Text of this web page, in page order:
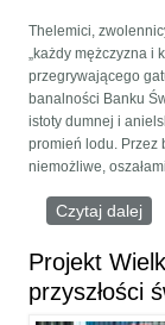
Thelemici,
„każdy mężczyzna i
przegrywającego
banalności Banku
istoty dumnej i
promień lodu. Przez
niemożliwe,
Czytaj dalej
Projekt
przyszłości